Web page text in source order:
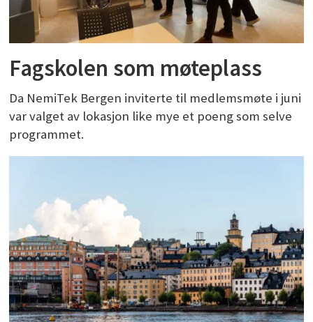
Fagskolen som møteplass
Da NemiTek Bergen inviterte til medlemsmøte i juni
var valget av lokasjon like mye et poeng som selve
programmet.